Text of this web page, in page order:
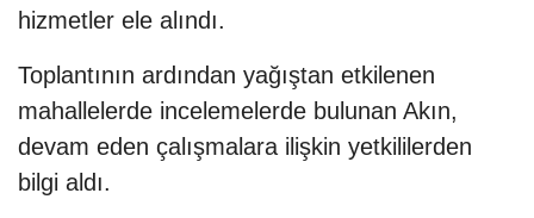
hizmetler ele alındı.
Toplantının ardından yağıştan etkilenen
mahallelerde incelemelerde bulunan Akın,
devam eden çalışmalara ilişkin yetkililerden
bilgi aldı.